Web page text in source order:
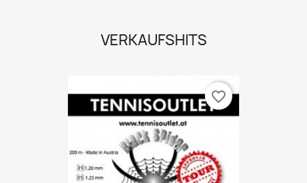
VERKAUFSHITS
favorite_border